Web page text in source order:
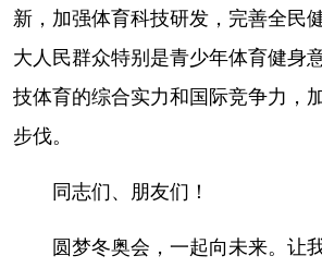
新，加强体育科技研发，完善全民
大人民群众特别是青少年体育健身
技体育的综合实力和国际竞争力，
步伐。
同志们、朋友们！
圆梦冬奥会，一起向未来。让